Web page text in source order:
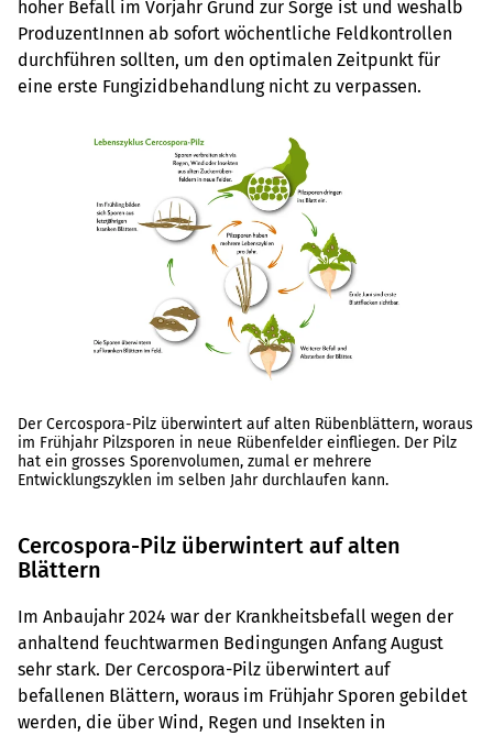
hoher Befall im Vorjahr Grund zur Sorge ist und weshalb
ProduzentInnen ab sofort wöchentliche Feldkontrollen
durchführen sollten, um den optimalen Zeitpunkt für
eine erste Fungizidbehandlung nicht zu verpassen.
Der Cercospora-Pilz überwintert auf alten Rübenblättern, woraus
im Frühjahr Pilzsporen in neue Rübenfelder einfliegen. Der Pilz
hat ein grosses Sporenvolumen, zumal er mehrere
Entwicklungszyklen im selben Jahr durchlaufen kann.
Cercospora-Pilz überwintert auf alten
Blättern
Im Anbaujahr 2024 war der Krankheitsbefall wegen der
anhaltend feuchtwarmen Bedingungen Anfang August
sehr stark. Der Cercospora-Pilz überwintert auf
befallenen Blättern, woraus im Frühjahr Sporen gebildet
werden, die über Wind, Regen und Insekten in